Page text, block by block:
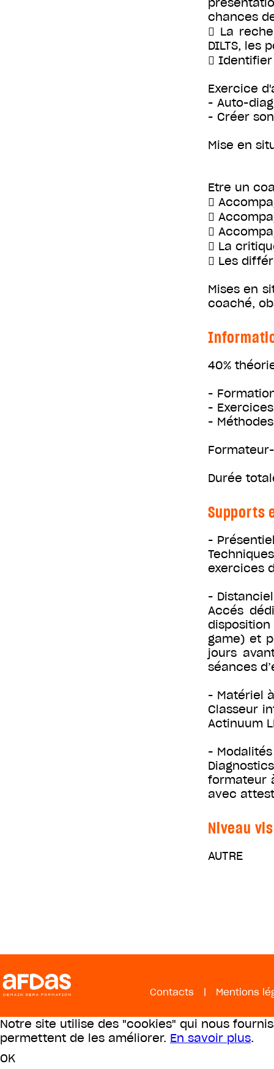
chances
 La
DILTS, les

Exercice
- Auto-
- Créer
Mise en
Etre un



 La
 Les
Mises en
coaché,
40%
-
-
-
Durée
Supports
-
exercices
-
Accés
disposition
game) et
jours
séances
- Matériel
Classeur
Actinuum
-
formateur
avec
Niveau
AUTRE
Contacts | Mentions
Notre site utilise des "cookies" qui nous
permettent de les améliorer. En savoir plus.
OK